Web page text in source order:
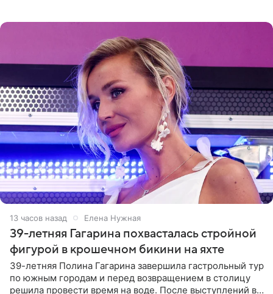
13 часов назад Елена Нужная
39-летняя Гагарина похвасталась стройной
фигурой в крошечном бикини на яхте
39-летняя Полина Гагарина завершила гастрольный тур
по южным городам и перед возвращением в столицу
решила провести время на воде. После выступлений в